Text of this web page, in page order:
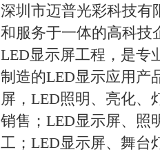
深圳市迈普光彩科技有
和服务于一体的高科技
LED显示屏工程，是专
制造的LED显示应用产
屏，LED照明、亮化、
销售；LED显示屏、照
工；LED显示屏、舞台